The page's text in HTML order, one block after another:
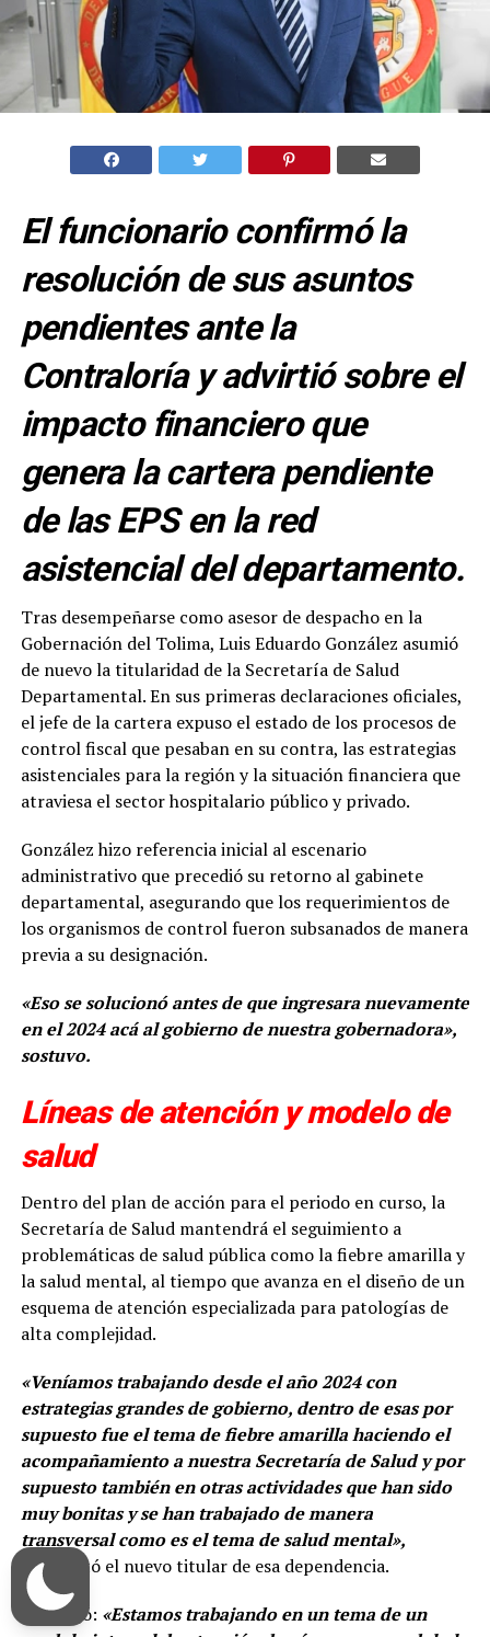
El funcionario confirmó la
resolución de sus asuntos
pendientes ante la
Contraloría y advirtió sobre el
impacto financiero que
genera la cartera pendiente
de las EPS en la red
asistencial del departamento.
Tras desempeñarse como asesor de despacho en la
Gobernación del Tolima, Luis Eduardo González asumió
de nuevo la titularidad de la Secretaría de Salud
Departamental. En sus primeras declaraciones oficiales,
el jefe de la cartera expuso el estado de los procesos de
control fiscal que pesaban en su contra, las estrategias
asistenciales para la región y la situación financiera que
atraviesa el sector hospitalario público y privado.
González hizo referencia inicial al escenario
administrativo que precedió su retorno al gabinete
departamental, asegurando que los requerimientos de
los organismos de control fueron subsanados de manera
previa a su designación.
«Eso se solucionó antes de que ingresara nuevamente
en el 2024 acá al gobierno de nuestra gobernadora»,
sostuvo.
Líneas de atención y modelo de
salud
Dentro del plan de acción para el periodo en curso, la
Secretaría de Salud mantendrá el seguimiento a
problemáticas de salud pública como la fiebre amarilla y
la salud mental, al tiempo que avanza en el diseño de un
esquema de atención especializada para patologías de
alta complejidad.
«Veníamos trabajando desde el año 2024 con
estrategias grandes de gobierno, dentro de esas por
supuesto fue el tema de fiebre amarilla haciendo el
acompañamiento a nuestra Secretaría de Salud y por
supuesto también en otras actividades que han sido
muy bonitas y se han trabajado de manera
transversal como es el tema de salud mental»,
manifestó el nuevo titular de esa dependencia.
Y agregó: «Estamos trabajando en un tema de un